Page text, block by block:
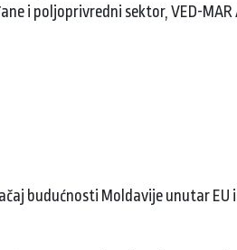
i poljoprivredni sektor, VED-MAR
budućnosti Moldavije unutar EU